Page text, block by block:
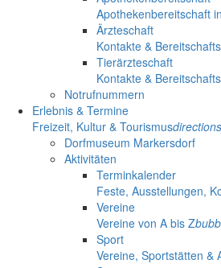
Apothekenbereitschaft
Ärzteschaft
Kontakte &
Tierärzteschaft
Kontakte &
Notrufnummern
Erlebnis & Termine
Freizeit, Kultur & Tourismus
Dorfmuseum Markersdorf
Aktivitäten
Terminkalender
Feste, Ausstellungen,
Vereine
Vereine von A bis Z
Sport
Vereine, Sportstätten &